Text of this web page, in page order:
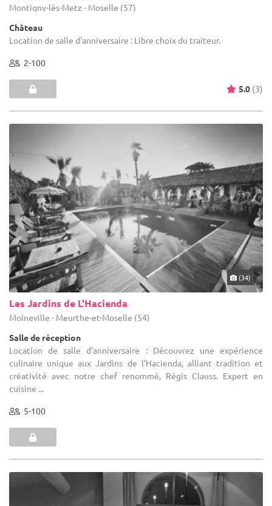
Montigny-lès-Metz - Moselle (57)
Château
Location de salle d'anniversaire : Libre choix du traiteur.
2-100
5.0 (3)
(34)
Les Jardins de L'Hacienda
Moineville - Meurthe-et-Moselle (54)
Salle de réception
Location de salle d'anniversaire : Découvrez une expérience
culinaire unique aux Jardins de l’Hacienda, alliant tradition et
créativité avec notre chef renommé, Régis Clauss. Expert en
cuisine ...
5-100